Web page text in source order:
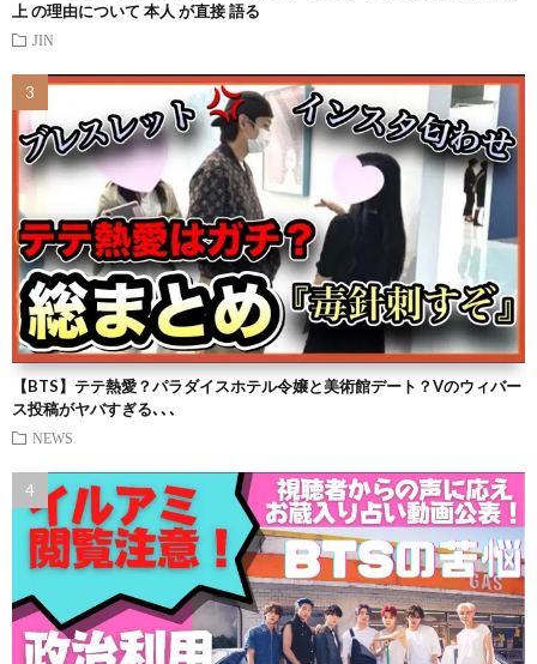
上 の理由について 本人 が直接 語る
JIN
【BTS】テテ熱愛？パラダイスホテル令嬢と美術館デート？Vのウィバー
ス投稿がヤバすぎる､､､
NEWS